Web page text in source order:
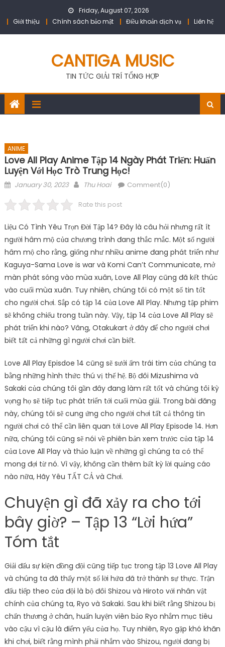
Friday, August 07, 2026
Giới thiệu
Chính sách bảo mật Điều khoản dịch vụ Liên hệ
CANTIGA MUSIC
TIN TỨC GIẢI TRÍ TỔNG HỢP
ANIME
Love All Play Anime Tập 14 Ngày Phát Triển: Huấn
Luyện Với Học Trò Trung Học!
Posted
January 30, 2023 Author
Thu Hoai Comment(0)
Rate this post
Liệu Có Tình Yêu Trọn Đời Tập 14? Đây là câu hỏi nhưng rất ít
người hâm mộ của chương trình đang thắc mắc. Một số người
hâm mộ cho rằng, giống như nhiều anime đang phát triển như
Kaguya-Sama Love is war và Komi Can’t Communicate, mở
màn phát sóng vào mùa xuân, Love All Play cũng đã kết thúc
vào cuối mùa xuân. Tuy nhiên, chúng tôi có một số tin tốt
cho người chơi. Sắp có tập 14 của Love All Play. Nhưng tập phim
sẽ không chiếu trong tuần này. Vậy, tập 14 của Love All Play sẽ
phát triển khi nào? Vâng, Otakukart ở đây để cho người chơi
biết tất cả những gì người chơi cần biết.
Love All Play Episdoe 14 cũng sẽ sưởi ấm trái tim của chúng ta
bằng những hình thức thú vị thế hệ. Bộ đôi Mizushima và
Sakaki của chúng tôi gần đây đang làm rất tốt và chúng tôi kỳ
vọng họ sẽ tiếp tục phát triển tới cuối mùa giải. Trong bài đăng
này, chúng tôi sẽ cung ứng cho người chơi tất cả thông tin
người chơi có thể cần liên quan tới Love All Play Episode 14. Hơn
nữa, chúng tôi cũng sẽ nói về phiên bản xem trước của tập 14
của Love All Play và thảo luận về những gì chúng ta có thể
mong đợi từ nó. Vì vậy, không cần thêm bất kỳ lời quảng cáo
nào nữa, Hãy Yêu TẤT CẢ và Chơi.
Chuyện gì đã xảy ra cho tới
bây giờ? – Tập 13 “Lời hứa”
Tóm tắt
Giải đấu sự kiện đồng đội cũng tiếp tục trong tập 13 Love All Play
và chúng ta đã thấy một số lời hứa đã trở thành sự thực. Trận
đấu tiếp theo của đội là bộ đôi Shizou và Hiroto với nhân vật
chính của chúng ta, Ryo và Sakaki. Sau khi biết rằng Shizou bị
chấn thương ở chân, huấn luyện viên bảo Ryo nhắm mục tiêu
vào cậu vì cậu là điểm yếu của họ. Tuy nhiên, Ryo gặp khó khăn
khi chơi, biết rằng mình phải nhắm vào Shizou, người đang bị